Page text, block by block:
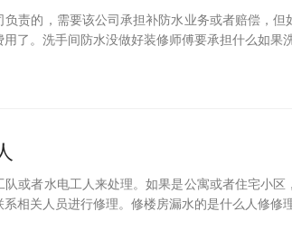
责的，需要该公司承担补防水业务或者赔偿，
了。洗手间防水没做好装修师傅要承担什么如果
或者水电工人来处理。如果是公寓或者住宅小
相关人员进行修理。修楼房漏水的是什么人修修